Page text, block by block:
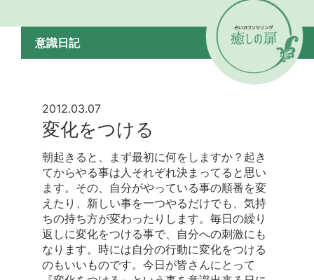
意識日記
2012.03.07
変化をつける
朝起きると、まず最初に何をしますか？起き
てからやる事は人それぞれ決まってると思い
ます。その、自分がやっている事の順番を変
えたり、新しい事を一つやるだけでも、気持
ちの持ち方が変わったりします。毎日の繰り
返しに変化をつける事で、自分への刺激にも
なります。時には自分の行動に変化をつける
のもいいものです。今日が皆さんにとって